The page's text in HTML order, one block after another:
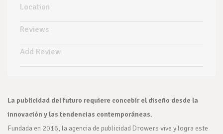
Location
Reviews
Add Review
La publicidad del futuro requiere concebir el diseño desde la
innovación y las tendencias contemporáneas.
Fundada en 2016, la agencia de publicidad Drowers vive y logra este